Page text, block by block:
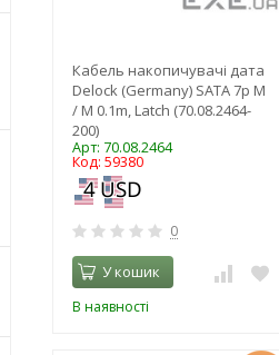
Кабель накопичувачі дата
Delock (Germany) SATA 7p M
/ M 0.1m, Latch (70.08.2464-
200)
Арт: 70.08.2464
Код: 59380
0
У кошик
В наявності